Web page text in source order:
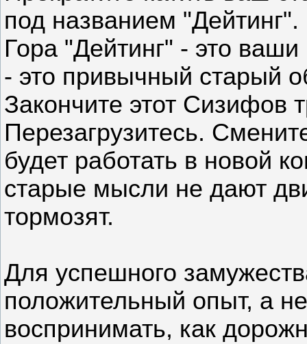
под названием "Дейтинг".
Гора "Дейтинг" - это
- это привычный старый
Закончите этот Сизифов
Перезагрузитесь.
будет работать в новой
старые мысли не дают
тормозят.
Для успешного
положительный опыт, а
воспринимать, как